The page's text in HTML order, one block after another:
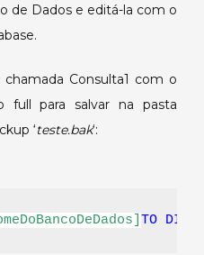
de Dados e editá-la com o
Consulta1 com o
full para salvar na pasta
‘teste.bak‘:
TO DISK